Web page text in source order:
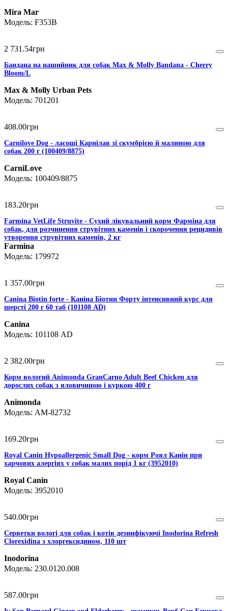
Mira Mar
F353B
2 731 .54грн
Бандана на нашийник для собак Max & Molly Bandana - Cherry
Bloom/L
Max & Molly Urban Pets
701201
408.00грн
Carnilove Dog - ласощі Карнілав зі скумбрією й малиною для
собак 200 г (100409/8875)
CarniLove
100409/8875
183.20грн
Farmina VetLife Struvite - Сухий лікувальний корм Фарміна для
собак, для розчинення струвітних каменів і скорочення рецидивів
утворення струвітних каменів, 2 кг
Farmina
179972
1 357.00грн
Canina Biotin forte - Каніна Біотин Форту інтенсивний курс для
шерсті 200 г 60 таб (101108 AD)
Canina
101108 AD
2 382.00грн
Корм вологий Animonda GranCarno Adult Beef Chicken для
дорослих собак з яловичиною і куркою 400 г
Animonda
AM-82732
169.20грн
Royal Canin Hypoallergenic Small Dog - корм Роял Канін при
харчових алергіях у собак малих порід 1 кг (3952010)
Royal Canin
3952010
540.00грн
Серветки вологі для собак і котів дезинфікуючі Inodorina Refresh
Clorexidina з хлоргексидином, 110 шт
Inodorina
230.0120.008
587.00грн